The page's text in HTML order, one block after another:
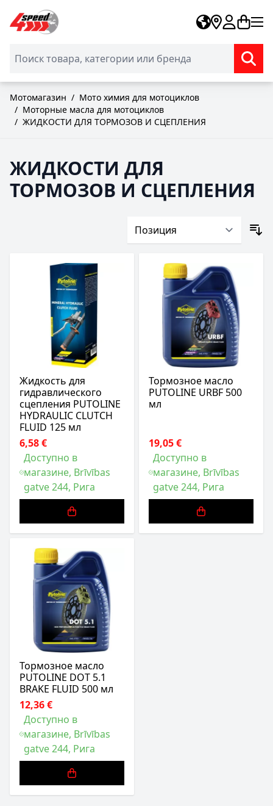
Skip to Content
Мотомагазин / Мото химия для мотоциклов
/ Моторные масла для мотоциклов
/ ЖИДКОСТИ ДЛЯ ТОРМОЗОВ И СЦЕПЛЕНИЯ
ЖИДКОСТИ ДЛЯ
ТОРМОЗОВ И СЦЕПЛЕНИЯ
Жидкость для
гидравлического
сцепления PUTOLINE
HYDRAULIC CLUTCH
FLUID 125 мл
6,58 €
Доступно в
магазине, Brīvības
gatve 244, Рига
Тормозное масло
PUTOLINE URBF 500
мл
19,05 €
Доступно в
магазине, Brīvības
gatve 244, Рига
Тормозное масло
PUTOLINE DOT 5.1
BRAKE FLUID 500 мл
12,36 €
Доступно в
магазине, Brīvības
gatve 244, Рига